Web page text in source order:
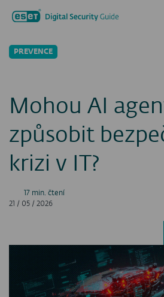
PREVENCE
Mohou AI
způsobit
krizi v IT?
17 min. čtení
21 / 05 / 2026